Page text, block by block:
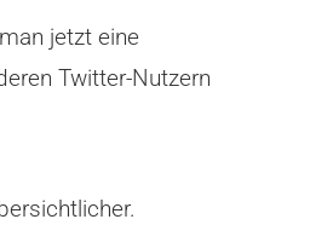
jetzt eine
Twitter-Nutzern